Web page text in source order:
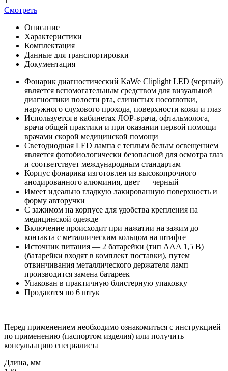
Смотреть
Описание
Характеристики
Комплектация
Данные для транспортировки
Документация
Фонарик диагностический KaWe Cliplight LED (черный)
является вспомогательным средством для визуальной
диагностики полости рта, слизистых носоглотки,
наружного слухового прохода, поверхности кожи и глаз
Используется в кабинетах ЛОР-врача, офтальмолога,
врача общей практики и при оказании первой помощи
врачами скорой медицинской помощи
Светодиодная LED лампа с теплым белым освещением
является фотобиологически безопасной для осмотра глаз
и соответствует международным стандартам
Корпус фонарика изготовлен из высокопрочного
анодированного алюминия, цвет — черный
Имеет идеально гладкую лакированную поверхность и
форму авторучки
С зажимом на корпусе для удобства крепления на
медицинской одежде
Включение происходит при нажатии на зажим до
контакта с металлическим кольцом на штифте
Источник питания — 2 батарейки (тип AAA 1,5 В)
(батарейки входят в комплект поставки), путем
отвинчивания металлического держателя ламп
производится замена батареек
Упакован в практичную блистерную упаковку
Продаются по 6 штук
Перед применением необходимо ознакомиться с инструкцией
по применению (паспортом изделия) или получить
консультацию специалиста
Длина, мм